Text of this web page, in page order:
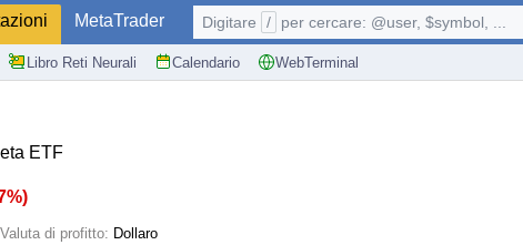
MetaTrader
Libro Reti Neurali Calendario WebTerminal
Digitare / per cercare: @user, $symbol, ...
ETF
)
Valuta di profitto: Dollaro